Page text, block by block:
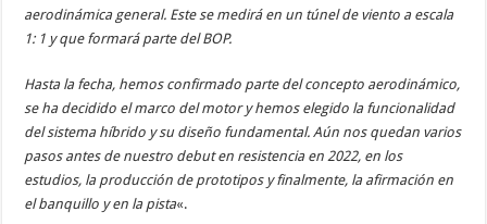
aerodinámica general. Este se medirá en un túnel de viento a escala
1: 1 y que formará parte del BOP.
Hasta la fecha, hemos confirmado parte del concepto aerodinámico,
se ha decidido el marco del motor y hemos elegido la funcionalidad
del sistema híbrido y su diseño fundamental. Aún nos quedan varios
pasos antes de nuestro debut en resistencia en 2022, en los
estudios, la producción de prototipos y finalmente, la afirmación en
el banquillo y en la pista«.